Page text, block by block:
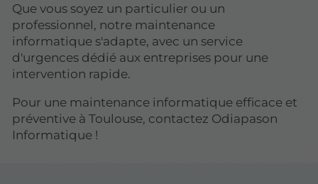
Que vous soyez un particulier ou un
professionnel, notre maintenance
informatique s'adapte, avec un service
d'urgences dédié aux entreprises pour une
intervention rapide.
Pour une maintenance informatique efficace et
préventive à Toulouse, contactez Odiapason
Informatique !